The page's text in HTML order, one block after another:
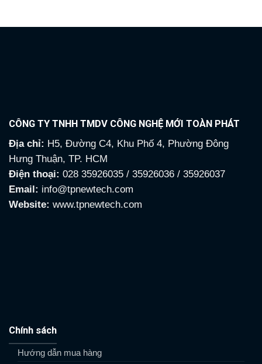
CÔNG TY TNHH TMDV CÔNG NGHỆ MỚI TOÀN PHÁT
Địa chỉ: H5, Đường C4, Khu Phố 4, Phường Đông
Hưng Thuận, TP. HCM
Điện thoại: 028 35926035 / 35926036 / 35926037
Email: info@tpnewtech.com
Website: www.tpnewtech.com
Chính sách
Hướng dẫn mua hàng